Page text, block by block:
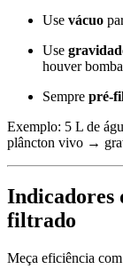
Use vácuo
Use
houver
Sempre pré-
Exemplo: 5 L de
plâncton vivo →
Indicadores
filtrado
Meça eficiência